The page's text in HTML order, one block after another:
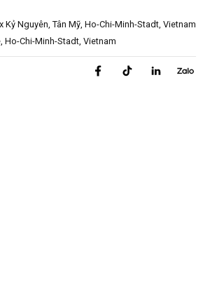
Nguyên, Tân Mỹ, Ho-Chi-Minh-Stadt, Vietnam
Ho-Chi-Minh-Stadt, Vietnam